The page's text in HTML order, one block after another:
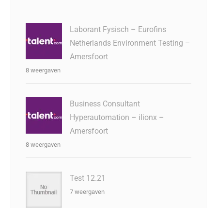
Laborant Fysisch – Eurofins
Netherlands Environment Testing –
Amersfoort
8 weergaven
Business Consultant
Hyperautomation – ilionx –
Amersfoort
8 weergaven
Test 12.21
7 weergaven